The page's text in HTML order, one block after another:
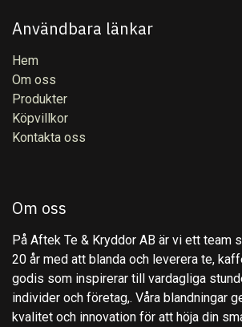
Användbara länkar
Hem
Om oss
Produkter
Köpvillkor
Kontakta oss
Om oss
På Aftek Te & Kryddor AB är vi ett team
20 år med att blanda och leverera te,
godis som inspirerar till vardagliga
individer och företag,. Våra blandningar
kvalitet och innovation för att höja din